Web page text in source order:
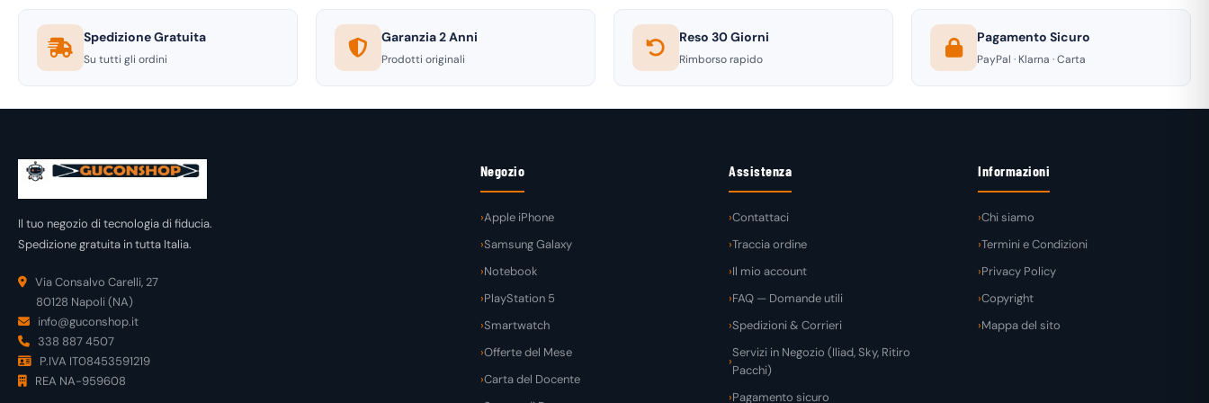
Spedizione Gratuita
Su tutti gli ordini
Garanzia 2 Anni
Prodotti originali
Reso 30 Giorni
Rimborso rapido
Pagamento Sicuro
PayPal · Klarna · Carta
Il tuo negozio di tecnologia di fiducia.
Spedizione gratuita in tutta Italia.
Via Consalvo Carelli, 27
80128 Napoli (NA)
info@guconshop.it
338 887 4507
P.IVA IT08453591219
REA NA-959608
Negozio
Apple iPhone
Samsung Galaxy
Notebook
PlayStation 5
Smartwatch
Offerte del Mese
Carta del Docente
Assistenza
Contattaci
Traccia ordine
Il mio account
FAQ — Domande utili
Spedizioni & Corrieri
Servizi in Negozio (Iliad, Sky, Ritiro
Pacchi)
Pagamento sicuro
Informazioni
Chi siamo
Termini e Condizioni
Privacy Policy
Copyright
Mappa del sito